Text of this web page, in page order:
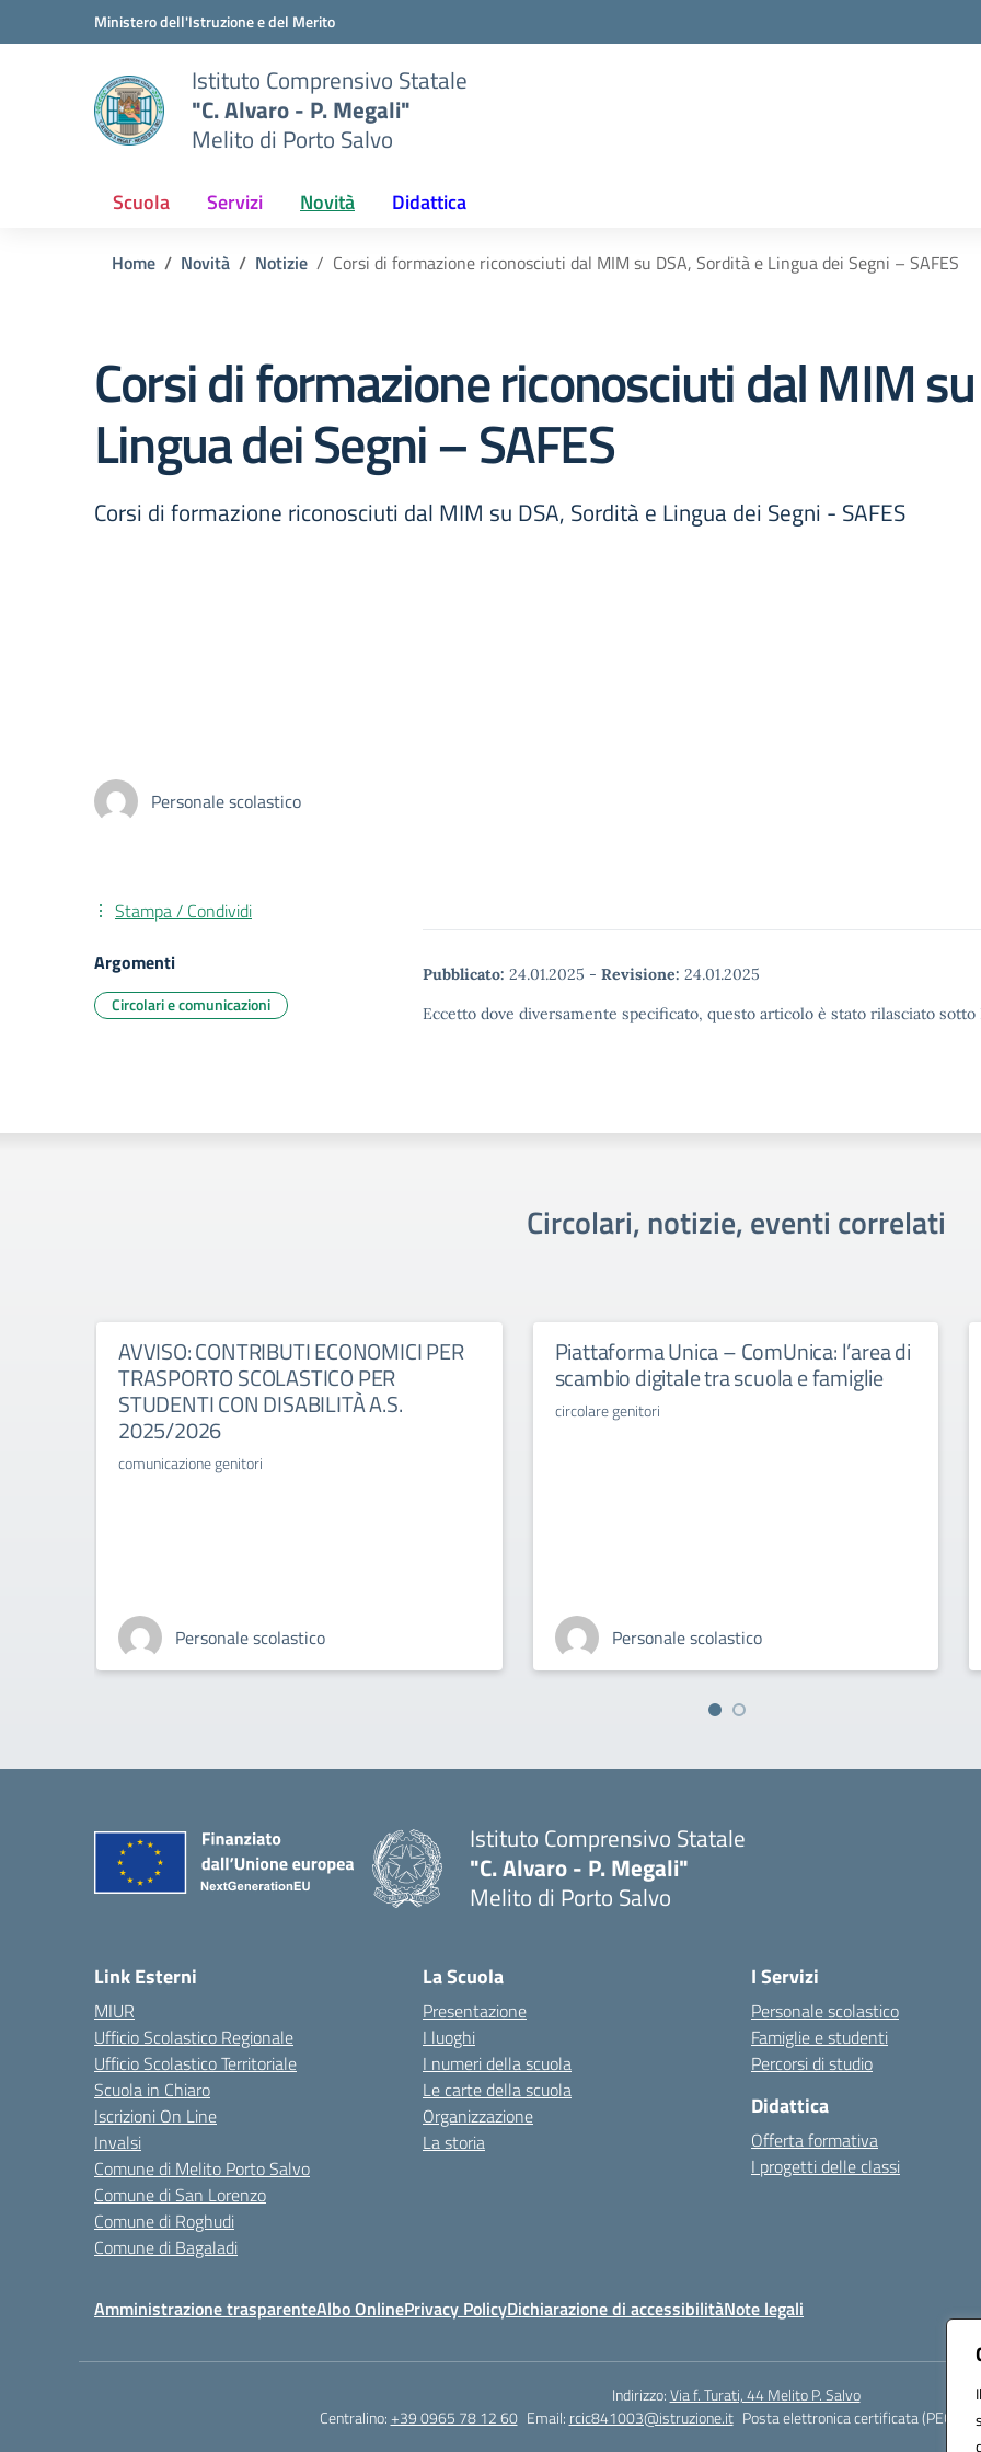
Vai ai contenuti
Vai al menu di navigazioneMinistero dell'Istruzione e del Merito
Istituto Comprensivo Statale
"C. Alvaro - P. Megali"
Melito di Porto Salvo
Scuola Servizi Novità Didattica
Home Novità Notizie Corsi di formazione riconosciuti dal MIM su DSA, Sordità e Lingua dei Segni – SAFES
Corsi di formazione riconosciuti dal MIM
Lingua dei Segni – SAFES
Corsi di formazione riconosciuti dal MIM su DSA, Sordità e Lingua dei Segni - SAFES
Personale scolastico
Pubblicato: 24.01.2025 - Revisione: 24.01.2025
Eccetto dove diversamente specificato, questo articolo è stato rilasciato
Stampa / Condividi
Argomenti
Circolari e comunicazioni
Circolari, notizie, eventi correlati
AVVISO: CONTRIBUTI ECONOMICI PER
TRASPORTO SCOLASTICO PER
STUDENTI CON DISABILITÀ A.S.
2025/2026
comunicazione genitori
Personale scolastico
Piattaforma Unica – ComUnica: l’area di
scambio digitale tra scuola e famiglie
circolare genitori
Personale scolastico
Istituto Comprensivo Statale
"C. Alvaro - P. Megali"
Melito di Porto Salvo
Link Esterni
MIUR
Ufficio Scolastico Regionale
Ufficio Scolastico Territoriale
Scuola in Chiaro
Iscrizioni On Line
Invalsi
Comune di Melito Porto Salvo
Comune di San Lorenzo
Comune di Roghudi
Comune di Bagaladi
La Scuola
Presentazione
I luoghi
I numeri della scuola
Le carte della scuola
Organizzazione
La storia
I Servizi
Personale scolastico
Famiglie e studenti
Percorsi di studio
Didattica
Offerta formativa
I progetti delle classi
Amministrazione trasparenteAlbo OnlinePrivacy PolicyDichiarazione di accessibilitàNote legali
Indirizzo:Via f. Turati, 44 Melito P. Salvo
Centralino:+39 0965 78 12 60 Email: rcic841003@istruzione.it Posta elettronica certificata (PEC):